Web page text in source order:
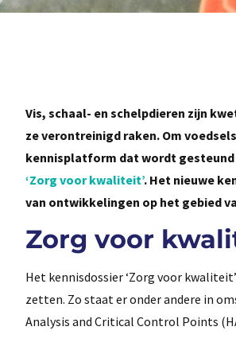
Vis, schaal- en schelpdieren zijn
ze verontreinigd raken. Om
kennisplatform dat wordt gesteund
‘Zorg voor kwaliteit’. Het nieuwe
van ontwikkelingen op het gebied
Zorg voor
Het kennisdossier ‘Zorg voor
zetten. Zo staat er onder andere in
Analysis and Critical Control Points